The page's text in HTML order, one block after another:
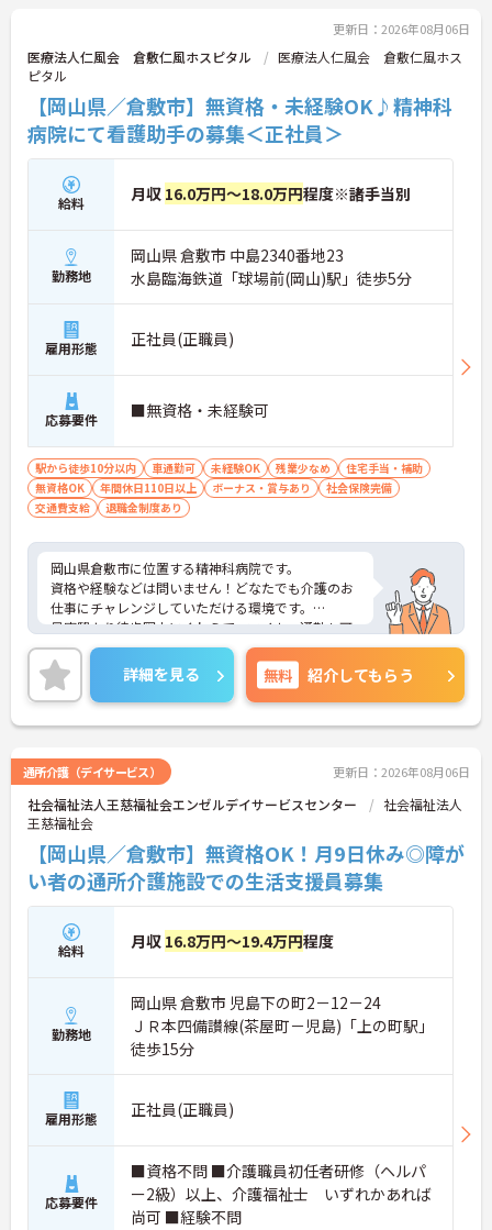
更新日：2026年08月06日
医療法人仁風会 倉敷仁風ホスピタル
医療法人仁風会 倉敷仁風ホス
ピタル
【岡山県／倉敷市】無資格・未経験OK♪精神科
病院にて看護助手の募集＜正社員＞
給料 月収 16.0万円～18.0万円程度※諸手当別
勤務地
岡山県 倉敷市 中島2340番地23
水島臨海鉄道「球場前(岡山)駅」徒歩5分
雇用形態 正社員(正職員)
応募要件 ■無資格・未経験可
駅から徒歩10分以内 車通勤可 未経験OK 残業少なめ
住宅手当・補助
無資格OK
年間休日110日以上 ボーナス・賞与あり
社会保険完備
交通費支給
退職金制度あり
岡山県倉敷市に位置する精神科病院です。
資格や経験などは問いません！どなたでも介護のお
仕事にチャレンジしていただける環境です。
最寄駅より徒歩圏内にくわえて、マイカー通勤も可
能と通勤も便利です。
ご興味をお持ちの方はお気軽にお問い合わせくださ
い。
詳細を見る 無料 紹介してもらう
通所介護（デイサービス） 更新日：2026年08月06日
社会福祉法人王慈福祉会エンゼルデイサービスセンター
社会福祉法人
王慈福祉会
【岡山県／倉敷市】無資格OK！月9日休み◎障が
い者の通所介護施設での生活支援員募集
給料 月収 16.8万円～19.4万円程度
勤務地
岡山県 倉敷市 児島下の町2－12－24
ＪＲ本四備讃線(茶屋町－児島)「上の町駅」
徒歩15分
雇用形態 正社員(正職員)
応募要件
■資格不問 ■介護職員初任者研修（ヘルパ
ー2級）以上、介護福祉士 いずれかあれば
尚可 ■経験不問